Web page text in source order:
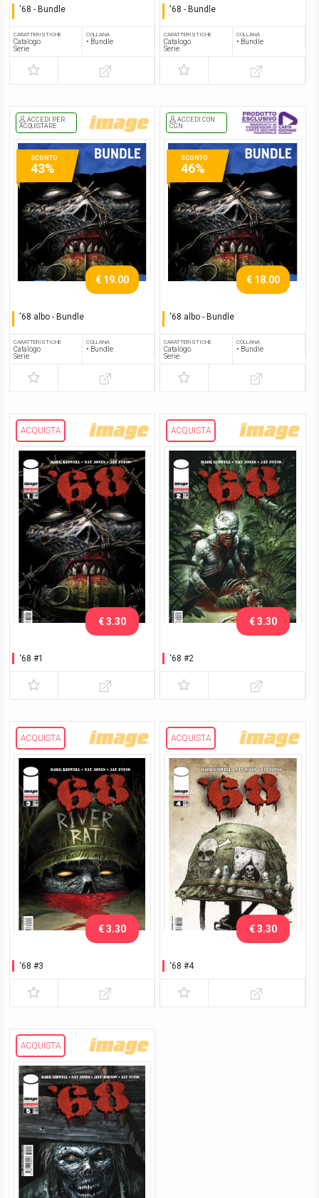
'68 - Bundle
CARATTERISTICHE
Catalogo
Serie
COLLANA
• Bundle
'68 - Bundle
CARATTERISTICHE
Catalogo
Serie
COLLANA
• Bundle
ACCEDI PER
ACQUISTARE
'68 albo - Bundle
€ 19.00
CARATTERISTICHE
Catalogo
Serie
COLLANA
• Bundle
SCONTO
43%
ACCEDI CON
CGN
'68 albo - Bundle
€ 18.00
CARATTERISTICHE
Catalogo
Serie
COLLANA
• Bundle
SCONTO
46%
ACQUISTA
‘68 #1
€ 3.30
ACQUISTA
‘68 #2
€ 3.30
ACQUISTA
‘68 #3
€ 3.30
ACQUISTA
‘68 #4
€ 3.30
ACQUISTA